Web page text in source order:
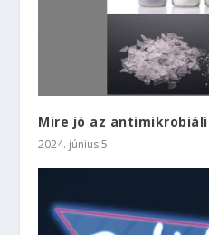
Mire jó az
2024. június 5.